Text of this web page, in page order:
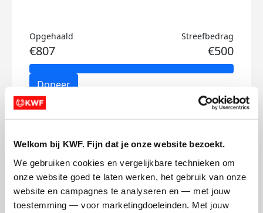
Welkom bij KWF. Fijn dat je onze website bezoekt.
We gebruiken cookies en vergelijkbare technieken om
onze website goed te laten werken, het gebruik van onze
website en campagnes te analyseren en — met jouw
toestemming — voor marketingdoeleinden. Met jouw
Opgehaald
€807
Streefbedrag
€500
Doneer
Hanneke's badges